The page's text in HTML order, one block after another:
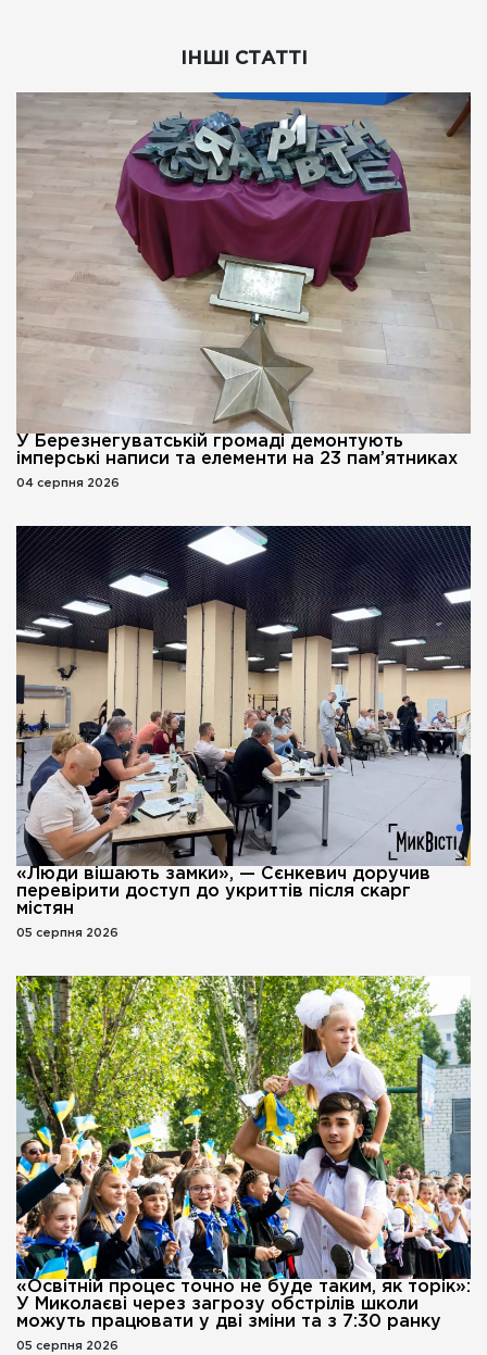
ІНШІ СТАТТІ
У Березнегуватській громаді демонтують
імперські написи та елементи на 23 пам’ятниках
04 серпня 2026
«Люди вішають замки», — Сєнкевич доручив
перевірити доступ до укриттів після скарг
містян
05 серпня 2026
«Освітній процес точно не буде таким, як торік»:
У Миколаєві через загрозу обстрілів школи
можуть працювати у дві зміни та з 7:30 ранку
05 серпня 2026